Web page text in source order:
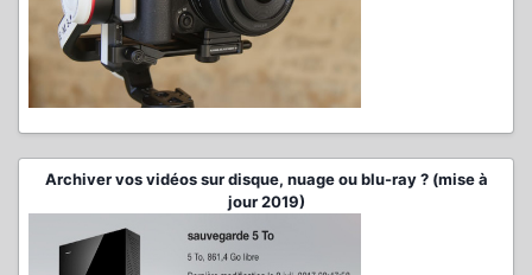
Archiver vos vidéos sur disque, nuage ou blu-ray ? (mise à
jour 2019)